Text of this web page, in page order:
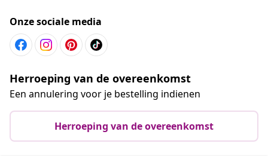
Onze sociale media
Herroeping van de overeenkomst
Een annulering voor je bestelling indienen
Herroeping van de overeenkomst